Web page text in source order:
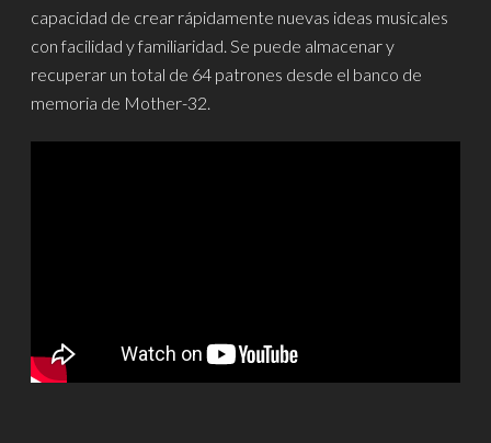
capacidad de crear rápidamente nuevas ideas musicales
con facilidad y familiaridad. Se puede almacenar y
recuperar un total de 64 patrones desde el banco de
memoria de Mother-32.